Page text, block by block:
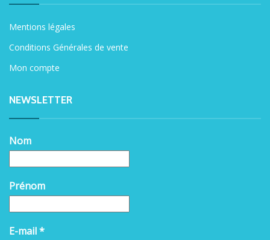
Mentions légales
Conditions Générales de vente
Mon compte
NEWSLETTER
Nom
Prénom
E-mail*